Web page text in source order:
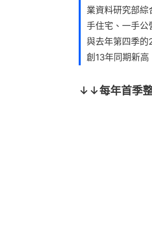
業資料研究部
手住宅、一手公
與去年第四季的
創13年同期新高
↓↓每年首季